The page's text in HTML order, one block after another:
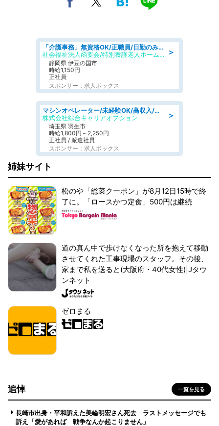
＞
「介護事務」無資格OK/正職員/日勤のみ/特別養護老人ホーム
社会福祉法人函要会/特別養護老人ホーム 韮山・ぶなの森
静岡県 伊豆の国市
時給1,150円
正社員
スポンサー：求人ボックス
＞
マシンオペレーター/未経験OK/高収入/日払いOK/交替制/20・30・40代活躍中
株式会社綜合キャリアオプション
埼玉県 羽生市
時給1,800円～2,250円
正社員 / 派遣社員
スポンサー：求人ボックス
姉妹サイト
松のや「総菜クーポン」が8月12日15時で終
了に。「ロースかつ定食」500円は継続
道の真ん中で歩けなくなった所を抱えて移動
させてくれた工事現場のスタッフ。その後、
家まで私を送ると(大阪府・40代女性)|Jタウ
ンネット
ゼロまる
追悼 一覧を見る
長崎市出身・平和訴えた美輪明宏さん死去 ラストメッセージでも
訴え「愛があれば 戦争なんか起こりません」